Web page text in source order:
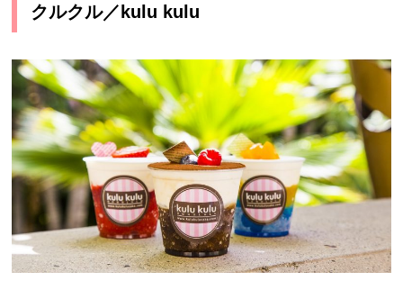
クルクル／kulu kulu